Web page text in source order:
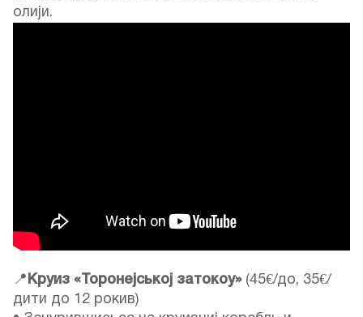
олији.
📍 Круиз «Торонејськој затокоу»(45€/до, 35€/
дити до 12 рокив)